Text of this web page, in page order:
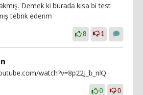
Demek ki burada kısa bi test
tebrik ederim
8 1
watch?v=8p22J_b_nlQ
0 0